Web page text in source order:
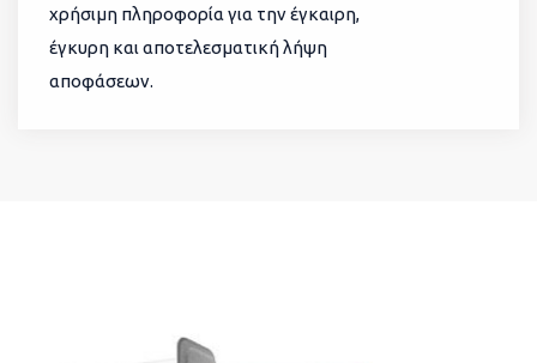
χρήσιμη πληροφορία για την έγκαιρη,
έγκυρη και αποτελεσματική λήψη
αποφάσεων.